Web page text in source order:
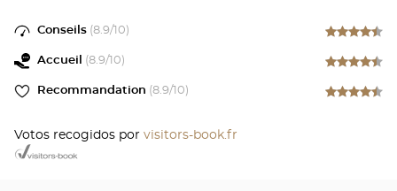
Conseils (8.9/10)
Accueil (8.9/10)
Recommandation (8.9/10)
Votos recogidos por visitors-book.fr